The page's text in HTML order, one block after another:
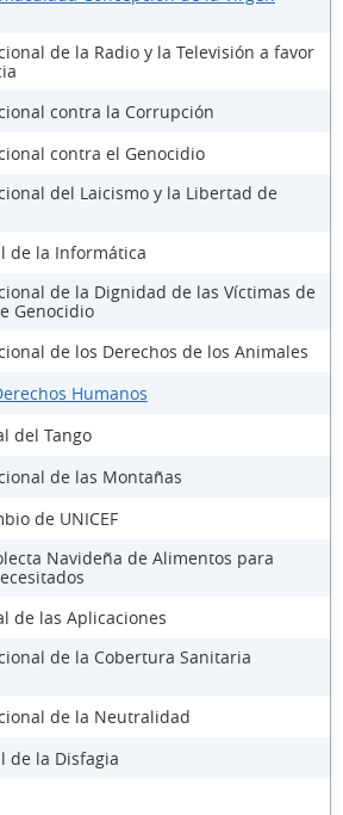
de la Radio y la Televisión a favor
contra la Corrupción
contra el Genocidio
del Laicismo y la Libertad de
de la Informática
de la Dignidad de las Víctimas de
Genocidio
de los Derechos de los Animales
Humanos
del Tango
de las Montañas
de UNICEF
Navideña de Alimentos para
de las Aplicaciones
de la Cobertura Sanitaria
de la Neutralidad
de la Disfagia